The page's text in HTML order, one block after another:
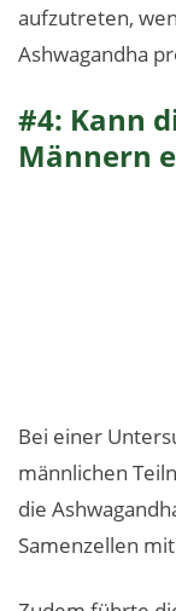
aufzutreten,
Ashwagandha
#4: Kann
Männern
Bei einer
männlichen
die
Samenzellen